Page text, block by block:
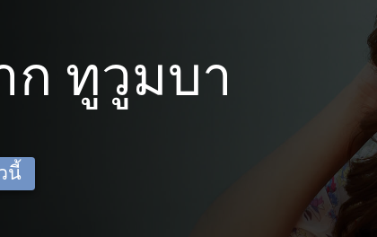
ทูวูมบา
นี้